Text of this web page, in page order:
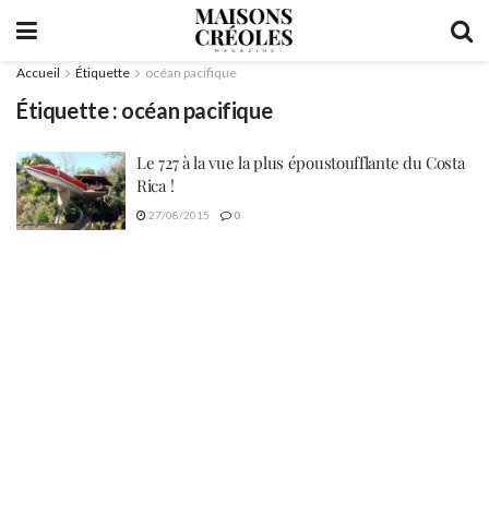
Accueil Étiquette océan pacifique
Étiquette : océan pacifique
Le 727 à la vue la plus époustoufflante du Costa
Rica !
27/08/2015 0